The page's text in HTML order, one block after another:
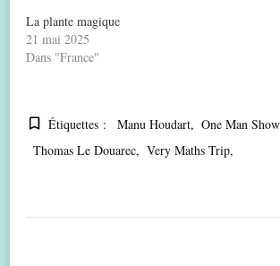
La plante magique
21 mai 2025
Dans "France"
Étiquettes : Manu Houdart One Man Show
Thomas Le Douarec
Very Maths Trip